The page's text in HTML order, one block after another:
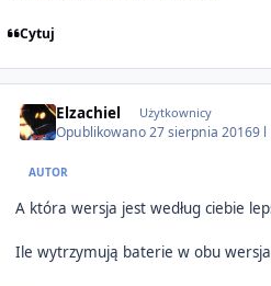
Cytuj
Elzachiel Użytkownicy
Opublikowano27 sierpnia 20169 l
AUTOR
A która wersja jest według ciebie
Ile wytrzymują baterie w obu